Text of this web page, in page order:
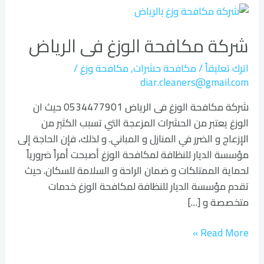
شركة مكافحة الوزغ فى الرياض
اترك تعليقاً/مكافحة حشرات,مكافحة وزغ/
diar.cleaners@gmail.com
شركة مكافحة الوزغ فى الرياض 0534477901 حيث ان
الوزغ يعتبر من الحشرات المزعجة التي تسبب الكثير من
الإزعاج و الضرر في المنازل و المباني. و لذلك، فإن الحاجة إلى
مؤسسة الديار للنظافة لمكافحة الوزغ أصبحت أمراً ضرورياً
لحماية الممتلكات و ضمان الراحة و السلامة للسكان. حيث
تقدم مؤسسة الديار للنظافة لمكافحة الوزغ خدمات
متخصصة و […]
شركة
الوزغ
فى
الرياض
Read More »